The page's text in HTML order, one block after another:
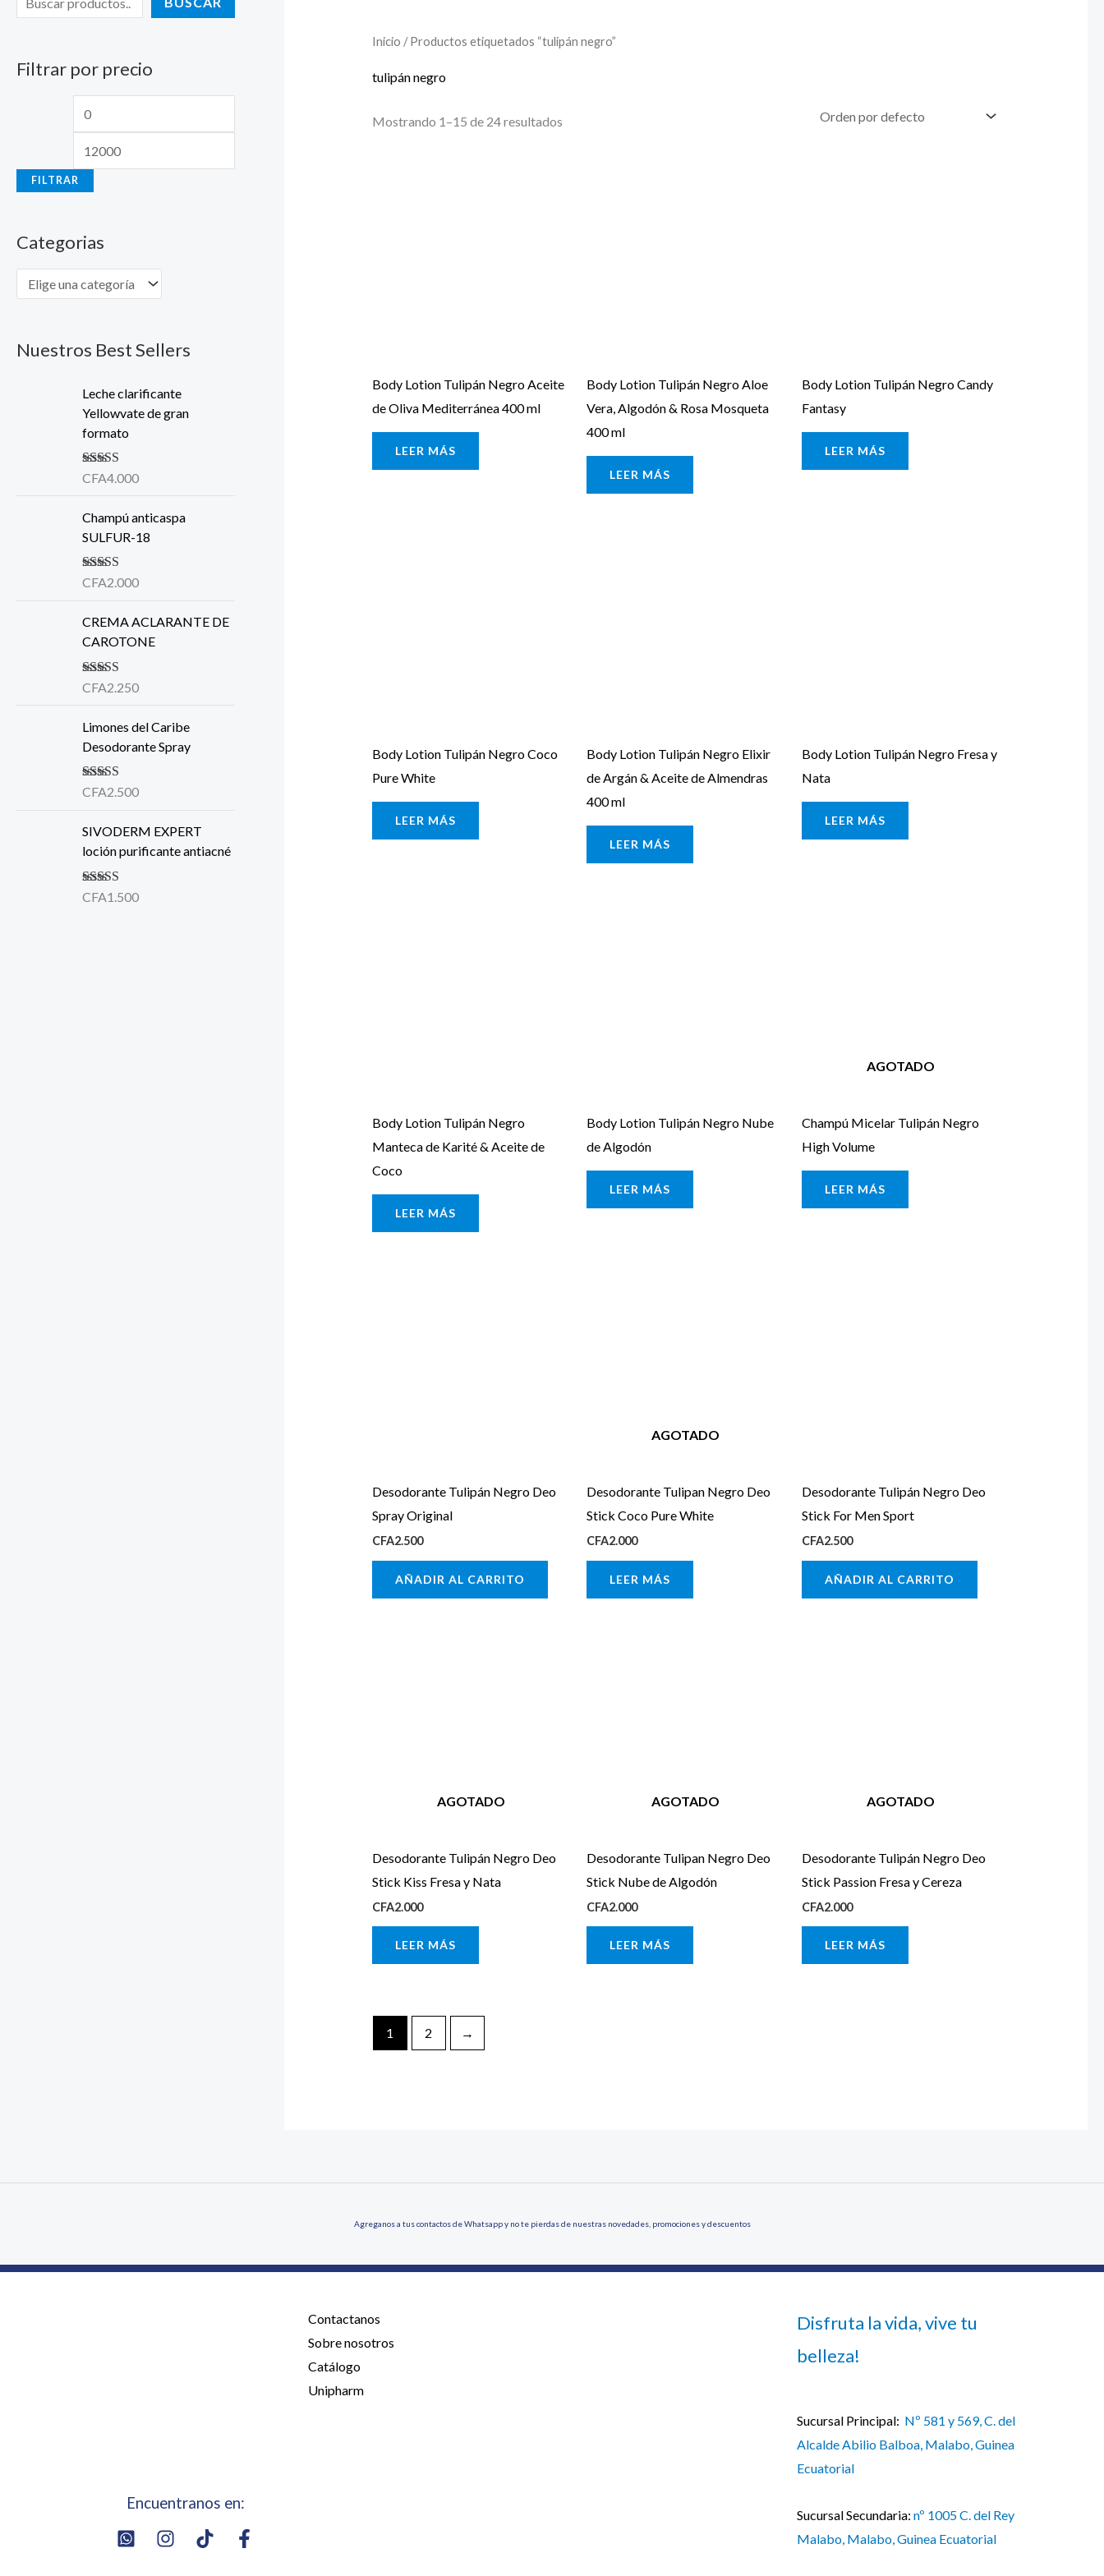
Filtrar por precio
FILTRAR
Categorias
Nuestros Best Sellers
Leche clarificante
Yellowvate de gran
formato
Valorado en
CFA4.000
Champú anticaspa
SULFUR-18
Valorado en
CFA2.000
CREMA ACLARANTE DE
CAROTONE
Valorado en
CFA2.250
Limones del Caribe
Desodorante Spray
Valorado en
CFA2.500
SIVODERM EXPERT
loción purificante antiacné
Valorado
CFA1.500
Inicio / Productos etiquetados “tulipán negro”
tulipán negro
Mostrando 1–15 de 24 resultados
Body Lotion Tulipán Negro Aceite
de Oliva Mediterránea 400 ml
LEER MÁS
Body Lotion Tulipán Negro Aloe
Vera, Algodón & Rosa Mosqueta
400 ml
LEER MÁS
Body Lotion Tulipán Negro Candy
Fantasy
LEER MÁS
Body Lotion Tulipán Negro Coco
Pure White
LEER MÁS
Body Lotion Tulipán Negro Elixir
de Argán & Aceite de Almendras
400 ml
LEER MÁS
Body Lotion Tulipán Negro Fresa y
Nata
LEER MÁS
Body Lotion Tulipán Negro
Manteca de Karité & Aceite de
Coco
LEER MÁS
Body Lotion Tulipán Negro Nube
de Algodón
LEER MÁS
AGOTADO
Champú Micelar Tulipán Negro
High Volume
LEER MÁS
Desodorante Tulipán Negro Deo
Spray Original
CFA2.500
AÑADIR AL CARRITO
AGOTADO
Desodorante Tulipan Negro Deo
Stick Coco Pure White
CFA2.000
LEER MÁS
Desodorante Tulipán Negro Deo
Stick For Men Sport
CFA2.500
AÑADIR AL CARRITO
AGOTADO
Desodorante Tulipán Negro Deo
Stick Kiss Fresa y Nata
CFA2.000
LEER MÁS
AGOTADO
Desodorante Tulipan Negro Deo
Stick Nube de Algodón
CFA2.000
LEER MÁS
AGOTADO
Desodorante Tulipán Negro Deo
Stick Passion Fresa y Cereza
CFA2.000
LEER MÁS
1 2 →
Agreganos a tus contactos de Whatsapp y no te pierdas de nuestras novedades, promociones y descuentos
Encuentranos en:
Contactanos
Sobre nosotros
Catálogo
Unipharm
Disfruta la vida, vive tu
belleza!
Sucursal Principal: Nº 581 y 569, C. del
Alcalde Abilio Balboa, Malabo, Guinea
Ecuatorial
Sucursal Secundaria: nº 1005 C. del Rey
Malabo, Malabo, Guinea Ecuatorial